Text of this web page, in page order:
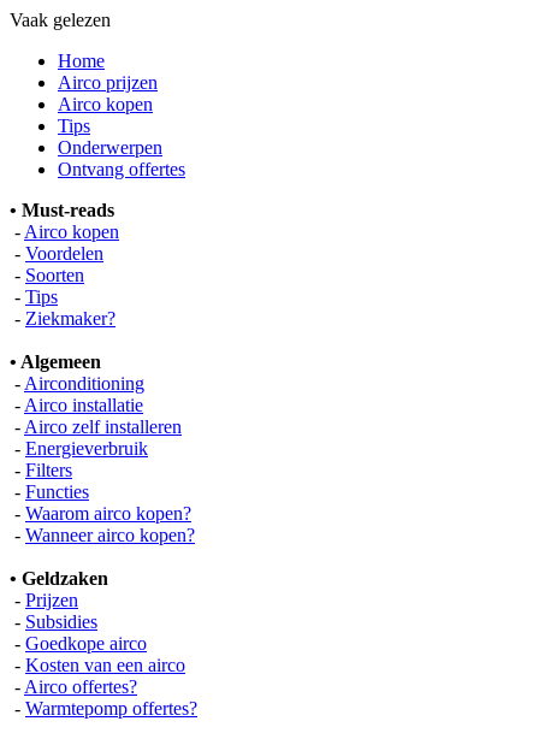
Vaak gelezen
Home
Airco prijzen
Airco kopen
Tips
Onderwerpen
Ontvang offertes
• Must-reads
- Airco kopen
- Voordelen
- Soorten
- Tips
- Ziekmaker?
• Algemeen
- Airconditioning
- Airco installatie
- Airco zelf installeren
- Energieverbruik
- Filters
- Functies
- Waarom airco kopen?
- Wanneer airco kopen?
• Geldzaken
- Prijzen
- Subsidies
- Goedkope airco
- Kosten van een airco
- Airco offertes?
- Warmtepomp offertes?